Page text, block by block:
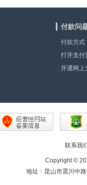
付款问
付款方式
打开支付
显示”或
开通网上
联系我
Copyright ©
地址：昆山市震川中